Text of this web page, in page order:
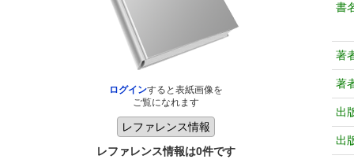
ログインすると表紙画像を
ご覧になれます
レファレンス情報は0件です
書
著
著
出
出